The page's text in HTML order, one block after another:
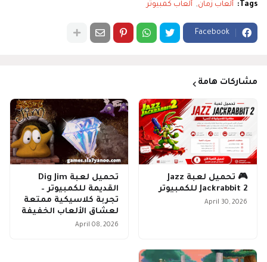
Tags: ألعاب زمان ألعاب كمبيوتر
Facebook
مشاركات هامة
🎮 تحميل لعبة Jazz
Jackrabbit 2 للكمبيوتر
April 30, 2026
تحميل لعبة Dig Jim
القديمة للكمبيوتر –
تجربة كلاسيكية ممتعة
لعشاق الألعاب الخفيفة
April 08, 2026